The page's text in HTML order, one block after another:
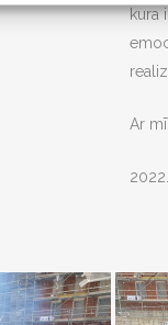
kura
Ar